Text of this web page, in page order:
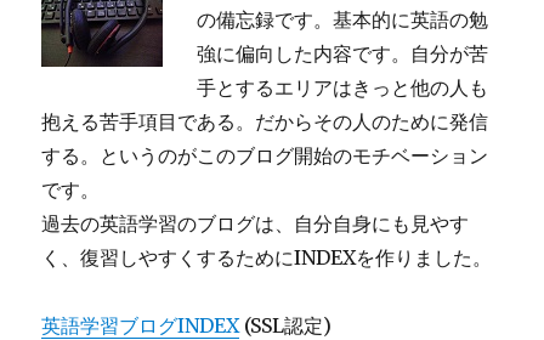
の備忘録です。基本的に英語の勉
強に偏向した内容です。自分が苦
手とするエリアはきっと他の人も
抱える苦手項目である。だからその人のために発信
する。というのがこのブログ開始のモチベーション
です。
過去の英語学習のブログは、自分自身にも見やす
く、復習しやすくするためにINDEXを作りました。
英語学習ブログINDEX(SSL認定)